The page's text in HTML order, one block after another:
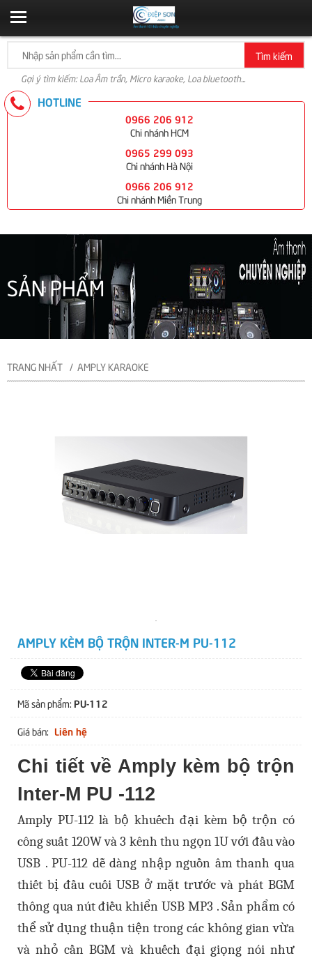
Tìm kiếm
Gợi ý tìm kiếm: Loa Âm trần, Micro karaoke, Loa bluetooth...
HOTLINE
0966 206 912
Chi nhánh HCM
0965 299 093
Chi nhánh Hà Nội
0966 206 912
Chi nhánh Miền Trung
SẢN PHẨM
TRANG NHẤT AMPLY KARAOKE
AMPLY KÈM BỘ TRỘN INTER-M PU-112
Mã sản phẩm: PU-112
Giá bán: Liên hệ
Chi tiết về Amply kèm bộ trộn
Inter-M PU -112
Amply PU-112 là bộ khuếch đại kèm bộ trộn có
công suất 120W và 3 kênh thu ngọn 1U với đầu vào
USB . PU-112 dễ dàng nhập nguồn âm thanh qua
thiết bị đầu cuối USB ở mặt trước và phát BGM
thông qua nút điều khiển USB MP3 . Sản phẩm có
thể sử dụng thuận tiện trong các không gian vừa
và nhỏ cần BGM và khuếch đại giọng nói như